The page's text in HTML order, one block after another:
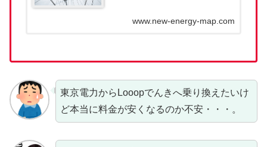
www.new-energy-map.com
東京電力からLooopでんきへ乗り換えたいけ
ど本当に料金が安くなるのか不安・・・。